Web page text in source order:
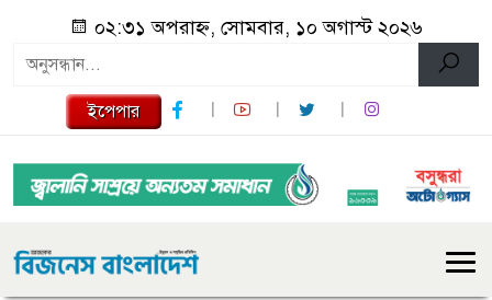
০২:৩১ অপরাহ্ন, সোমবার, ১০ অগাস্ট ২০২৬
ইপেপার